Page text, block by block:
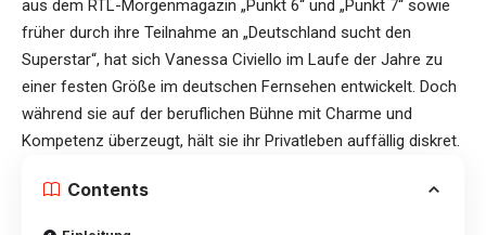
aus dem RTL-Morgenmagazin „Punkt 6“ und „Punkt 7“ sowie
früher durch ihre Teilnahme an „Deutschland sucht den
Superstar“, hat sich Vanessa Civiello im Laufe der Jahre zu
einer festen Größe im deutschen Fernsehen entwickelt. Doch
während sie auf der beruflichen Bühne mit Charme und
Kompetenz überzeugt, hält sie ihr Privatleben auffällig diskret.
Contents